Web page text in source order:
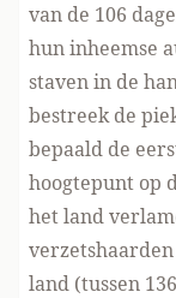
van de 106
hun inheemse
staven in de
bestreek de
bepaald de
hoogtepunt op
het land
land (tussen